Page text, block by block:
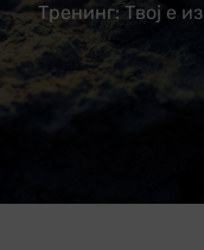
Тренинг: Твој е